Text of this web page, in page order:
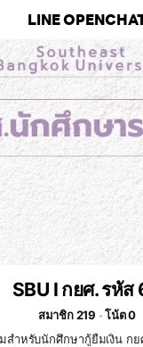
LINE
SBU I กยศ. รหัส
สมาชิก 219
โน้ต 0
สำหรับนักศึกษากู้ยืมเงิน ก